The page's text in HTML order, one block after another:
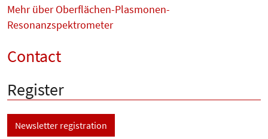
Mehr über Oberflächen-Plasmonen-
Resonanzspektrometer
Contact
Register
Newsletter registration